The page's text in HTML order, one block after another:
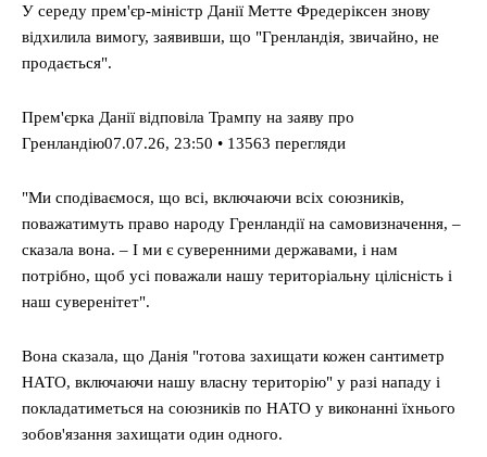
У середу прем'єр-міністр Данії Метте Фредеріксен знову
відхилила вимогу, заявивши, що "Гренландія, звичайно, не
продається".
Прем'єрка Данії відповіла Трампу на заяву про
Гренландію07.07.26, 23:50 • 13563 перегляди
"Ми сподіваємося, що всі, включаючи всіх союзників,
поважатимуть право народу Гренландії на самовизначення, –
сказала вона. – І ми є суверенними державами, і нам
потрібно, щоб усі поважали нашу територіальну цілісність і
наш суверенітет".
Вона сказала, що Данія "готова захищати кожен сантиметр
НАТО, включаючи нашу власну територію" у разі нападу і
покладатиметься на союзників по НАТО у виконанні їхнього
зобов'язання захищати один одного.